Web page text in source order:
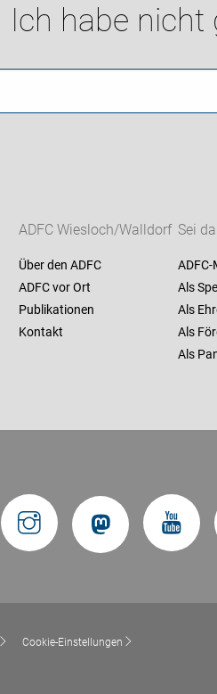
Ich habe nicht
ADFC Wiesloch/Walldorf
Über den ADFC
ADFC vor Ort
Publikationen
Kontakt
Sei
Als
Als
Als
Als
Cookie-Einstellungen